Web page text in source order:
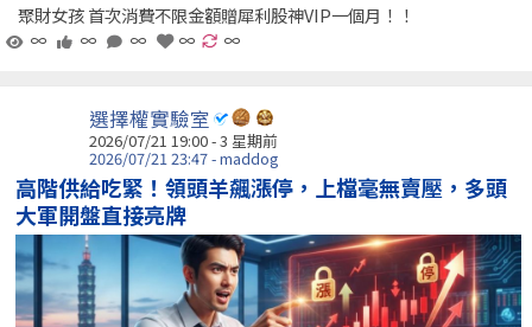
聚財女孩 首次消費不限金額贈犀利股神VIP一個月！！
∞
∞ ∞ ∞ ∞
選擇權實驗室
2026/07/21 19:00 - 3 星期前
2026/07/21 23:47 - maddog
高階供給吃緊！領頭羊飆漲停，上檔毫無賣壓，多頭
大軍開盤直接亮牌